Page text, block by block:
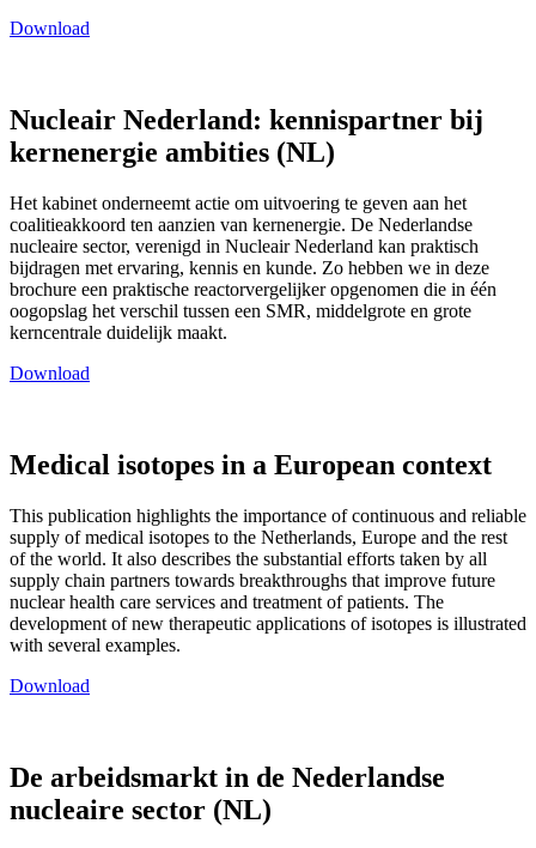
Download
Nucleair Nederland: kennispartner bij
kernenergie ambities (NL)
Het kabinet onderneemt actie om uitvoering te geven aan het
coalitieakkoord ten aanzien van kernenergie. De Nederlandse
nucleaire sector, verenigd in Nucleair Nederland kan praktisch
bijdragen met ervaring, kennis en kunde. Zo hebben we in deze
brochure een praktische reactorvergelijker opgenomen die in één
oogopslag het verschil tussen een SMR, middelgrote en grote
kerncentrale duidelijk maakt.
Download
Medical isotopes in a European context
This publication highlights the importance of continuous and reliable
supply of medical isotopes to the Netherlands, Europe and the rest
of the world. It also describes the substantial efforts taken by all
supply chain partners towards breakthroughs that improve future
nuclear health care services and treatment of patients. The
development of new therapeutic applications of isotopes is illustrated
with several examples.
Download
De arbeidsmarkt in de Nederlandse
nucleaire sector (NL)